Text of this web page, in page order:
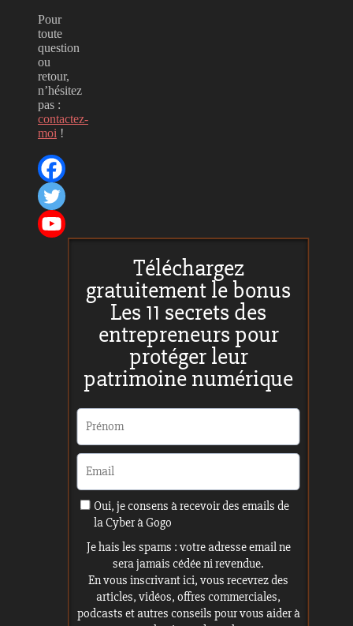
Pour
toute
question
ou
retour,
n’hésitez
pas :
contactez-
moi !